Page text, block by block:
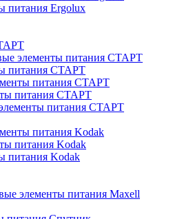
питания Ergolux
элементы питания СТАРТ
питания СТАРТ
питания СТАРТ
питания СТАРТ
питания СТАРТ
питания Kodak
питания Kodak
питания Kodak
элементы питания Maxell